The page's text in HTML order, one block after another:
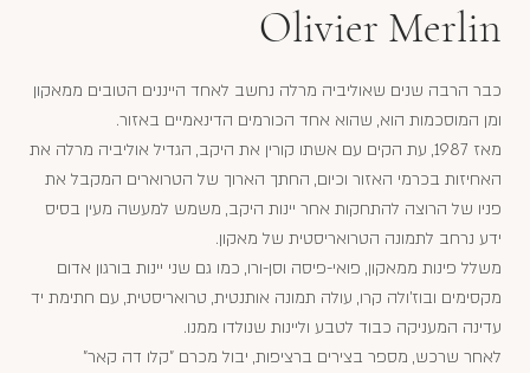
Olivier Merlin
כבר הרבה שנים שאוליביה מרלה נחשב לאחד הייננים הטובים ממאקון
ומן המוסכמות הוא, שהוא אחד הכורמים הדינאמיים באזור.
מאז 1987, עת הקים עם אשתו קורין את היקב, הגדיל אוליביה מרלה את
האחיזות בכרמי האזור וכיום, החתך הארוך של הטרוארים המקבל את
פניו של הרוצה להתחקות אחר יינות היקב, משמש למעשה מעין בסיס
ידע נרחב לתמונה הטרואריסטית של מאקון.
משלל פינות ממאקון, פואי-פיסה וסן-ורו, כמו גם שני יינות בורגון אדום
מקסימים ובוז'ולה קרו, עולה תמונה אותנטית, טרואריסטית, עם חתימת יד
עדינה המעניקה כבוד לטבע וליינות שנולדו ממנו.
לאחר שרכש, מספר בצירים ברציפות, יבול מכרם "קלו דה קאר"